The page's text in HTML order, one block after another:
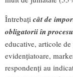
Întrebați cât de
obligatorii în
educative, articole
evidențiatoare,
respondenți au